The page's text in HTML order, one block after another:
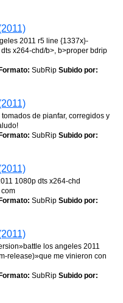
2011 r5 line {1337x}-
x264-chd/b>, b>proper bdrip
Formato: SubRip Subido por:
de pianfar, corregidos y
Formato: SubRip Subido por:
1080p dts x264-chd
Formato: SubRip Subido por:
los angeles 2011
release)»que me vinieron con
Formato: SubRip Subido por: